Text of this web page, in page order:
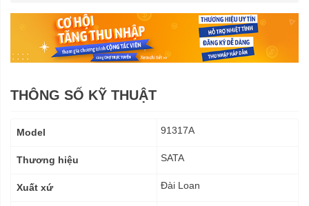
THÔNG SỐ KỸ THUẬT
kỹ
Model 91317A
Thương hiệu SATA
Xuất xứ Đài Loan